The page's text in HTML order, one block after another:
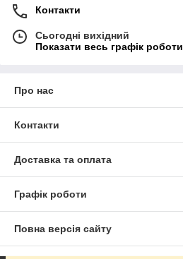
Контакти
Сьогодні вихідний
Показати весь графік роботи
Про нас
Контакти
Доставка та оплата
Графік роботи
Повна версія сайту